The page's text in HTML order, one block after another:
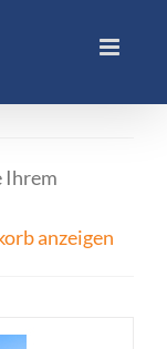
Ihrem
anzeigen